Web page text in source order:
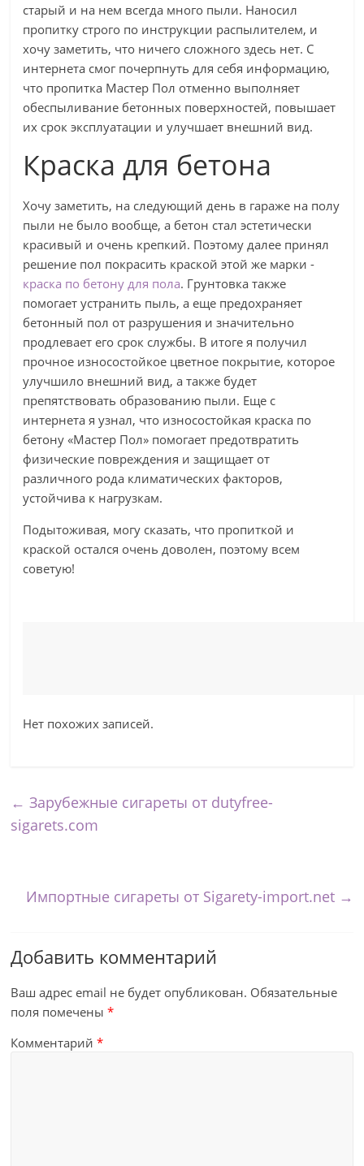
старый и на нем всегда много пыли. Наносил
пропитку строго по инструкции распылителем, и
хочу заметить, что ничего сложного здесь нет. С
интернета смог почерпнуть для себя информацию,
что пропитка Мастер Пол отменно выполняет
обеспыливание бетонных поверхностей, повышает
их срок эксплуатации и улучшает внешний вид.
Краска для бетона
Хочу заметить, на следующий день в гараже на полу
пыли не было вообще, а бетон стал эстетически
красивый и очень крепкий. Поэтому далее принял
решение пол покрасить краской этой же марки -
краска по бетону для пола. Грунтовка также
помогает устранить пыль, а еще предохраняет
бетонный пол от разрушения и значительно
продлевает его срок службы. В итоге я получил
прочное износостойкое цветное покрытие, которое
улучшило внешний вид, а также будет
препятствовать образованию пыли. Еще с
интернета я узнал, что износостойкая краска по
бетону «Мастер Пол» помогает предотвратить
физические повреждения и защищает от
различного рода климатических факторов,
устойчива к нагрузкам.
Подытоживая, могу сказать, что пропиткой и
краской остался очень доволен, поэтому всем
советую!
Нет похожих записей.
← Зарубежные сигареты от dutyfree-
sigarets.com
Импортные сигареты от Sigarety-import.net →
Добавить комментарий
Ваш адрес email не будет опубликован. Обязательные
поля помечены*
Комментарий*